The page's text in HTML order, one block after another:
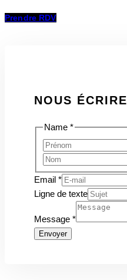
Prendre RDV
NOUS ÉCRIRE
Name*
Email *
Message
texte
Ligne de texte
Message *
Envoyer